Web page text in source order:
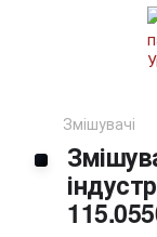
Змішувачі